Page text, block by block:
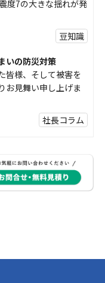
度7の大きな揺れが発
豆知識
いの防災対策
皆様、そして被害を
お見舞い申し上げま
社長コラム
気になり始めると、
かな？」 「訪問営業